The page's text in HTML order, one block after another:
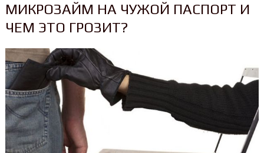
МИКРОЗАЙМ НА ЧУЖОЙ ПАСПОРТ И
ЧЕМ ЭТО ГРОЗИТ?